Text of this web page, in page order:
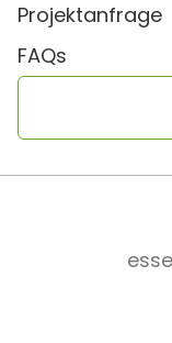
Projektanfrage
FAQs